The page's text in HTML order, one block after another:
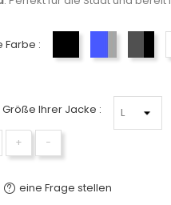
Farbe :
Ihrer Jacke :
+ −
eine Frage stellen